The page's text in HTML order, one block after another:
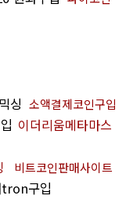
싱 소액결제코인구입
이더리움메타마스
비트코인판매사이트
tron구입